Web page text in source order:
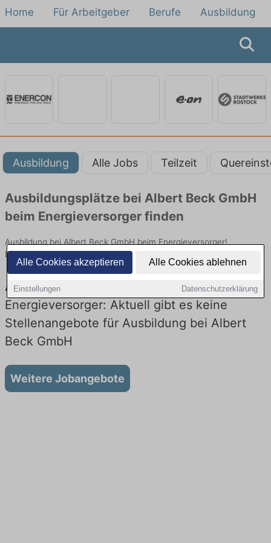
Alle Cookies akzeptieren Alle Cookies ablehnen
Einstellungen Datenschutzerklärung
Home Für Arbeitgeber Berufe Ausbildung
Ausbildung Alle Jobs Teilzeit
Ausbildungsplätze bei Albert Beck GmbH
beim Energieversorger finden
Ausbildung bei Albert Beck GmbH beim Energieversorger!
Lehrstellen in Technik. Jetzt bewerben!
Ausbildung bei Albert Beck GmbH beim
Energieversorger: Aktuell gibt es keine
Stellenangebote für Ausbildung bei Albert
Beck GmbH
Weitere Jobangebote